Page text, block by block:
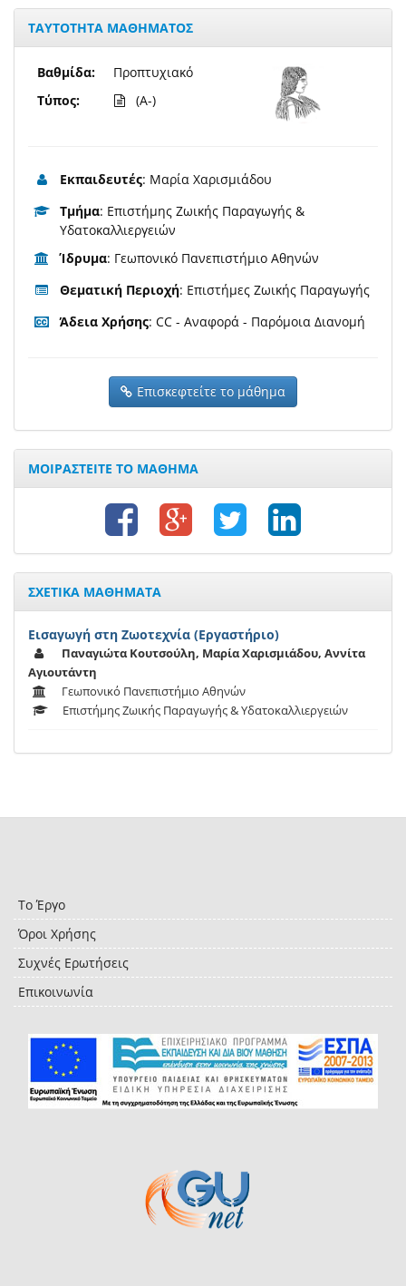
ΤΑΥΤΟΤΗΤΑ ΜΑΘΗΜΑΤΟΣ
Βαθμίδα:
Τύπος:
Προπτυχιακό
(A-)
Εκπαιδευτές: Μαρία Χαρισμιάδου
Τμήμα: Επιστήμης Ζωικής Παραγωγής &
Υδατοκαλλιεργειών
Ίδρυμα: Γεωπονικό Πανεπιστήμιο Αθηνών
Θεματική Περιοχή: Επιστήμες Ζωικής Παραγωγής
Άδεια Χρήσης: CC - Αναφορά - Παρόμοια Διανομή
Επισκεφτείτε το μάθημα
ΜΟΙΡΑΣΤΕΙΤΕ ΤΟ ΜΑΘΗΜΑ
ΣΧΕΤΙΚΑ ΜΑΘΗΜΑΤΑ
Εισαγωγή στη Ζωοτεχνία (Εργαστήριο)
Παναγιώτα Κουτσούλη, Μαρία Xαρισμιάδου, Αννίτα
Αγιουτάντη
Γεωπονικό Πανεπιστήμιο Αθηνών
Επιστήμης Ζωικής Παραγωγής & Υδατοκαλλιεργειών
Το Έργο
Όροι Χρήσης
Συχνές Ερωτήσεις
Επικοινωνία